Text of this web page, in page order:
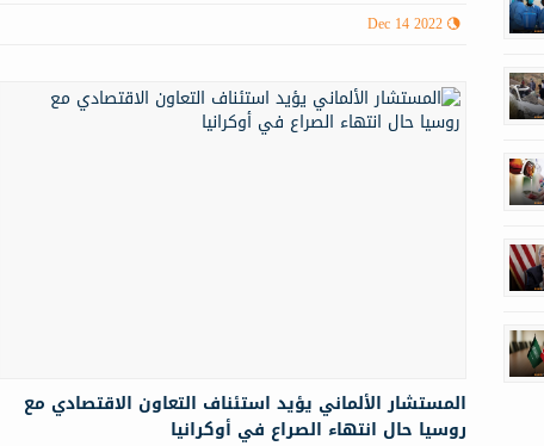
Dec 14 2022
المستشار الألماني يؤيد استئناف التعاون الاقتصادي مع
روسيا حال انتهاء الصراع في أوكرانيا